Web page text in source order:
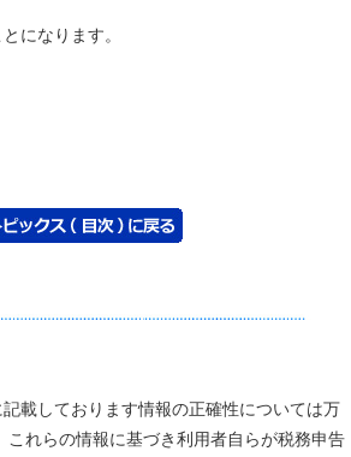
になります。
記載しております情報の正確性については万
これらの情報に基づき利用者自らが税務申告